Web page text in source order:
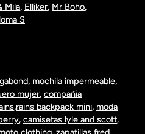
Mila, Elliker, Mr Boho,
S
, mochila impermeable,
mujer, compañia
,rains backpack mini, moda
, camisetas lyle and scott,